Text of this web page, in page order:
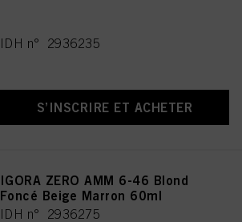
IDH n° 2936235
S’INSCRIRE ET ACHETER
IGORA ZERO AMM 6-46 Blond
Foncé Beige Marron 60ml
IDH n° 2936275